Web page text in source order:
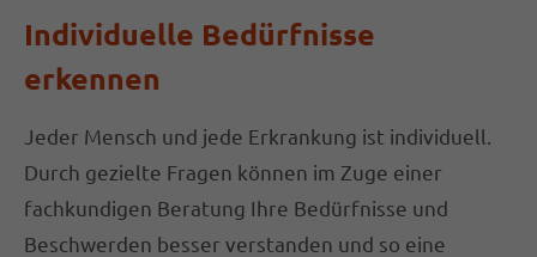
info@yourdomain.com
Lorem ipsum dolor sit amet, consectetuer
adipiscing elit.
Aenean commodo ligula eget dolor. Aenean
Individuelle Bedürfnisse
erkennen
Jeder Mensch und jede Erkrankung ist individuell.
Durch gezielte Fragen können im Zuge einer
fachkundigen Beratung Ihre Bedürfnisse und
Beschwerden besser verstanden und so eine